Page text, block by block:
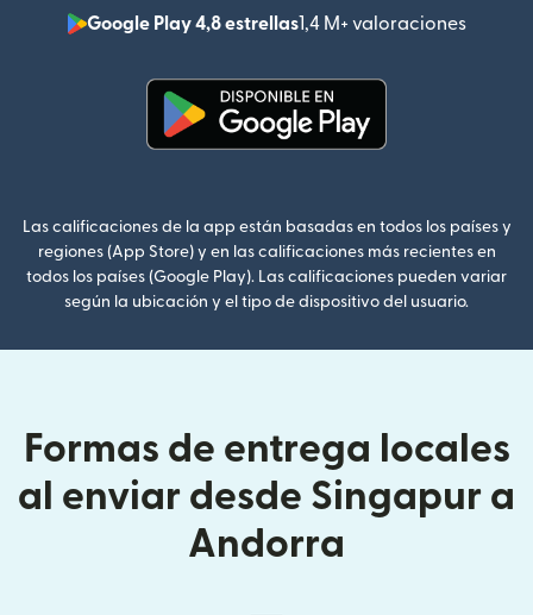
Google Play 4,8 estrellas1,4 M+ valoraciones
(se
Las calificaciones de la app están basadas en todos los países y
regiones (App Store) y en las calificaciones más recientes en
todos los países (Google Play). Las calificaciones pueden variar
según la ubicación y el tipo de dispositivo del usuario.
Formas de entrega locales
al enviar desde Singapur a
Andorra